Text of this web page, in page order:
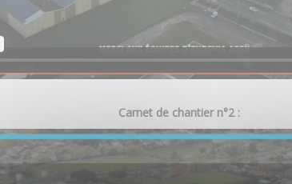
Carnet de chantier n°2 :